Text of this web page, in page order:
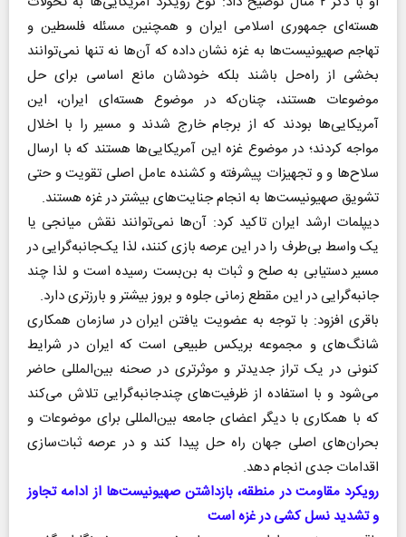
هسته‌ای جمهوری اسلامی ایران و همچنین مسئله فلسطین و
تهاجم صهیونیست‌ها به غزه نشان داده که آن‌ها نه تنها نمی‌توانند
بخشی از راه‌حل باشند بلکه خودشان مانع اساسی برای حل
موضوعات هستند، چنان‌که در موضوع هسته‌ای ایران، این
آمریکایی‌ها بودند که از برجام خارج شدند و مسیر را با اخلال
مواجه کردند؛ در موضوع غزه این آمریکایی‌ها هستند که با ارسال
سلاح‌ها و و تجهیزات پیشرفته و کشنده عامل اصلی تقویت و حتی
تشویق صهیونیست‌ها به انجام جنایت‌های بیشتر در غزه هستند.
دیپلمات ارشد ایران تاکید کرد: آن‌ها نمی‌توانند نقش میانجی یا
یک واسط بی‌طرف را در این عرصه بازی کنند، لذا یک‌جانبه‌گرایی در
مسیر دستیابی به صلح و ثبات به بن‌بست رسیده است و لذا چند
جانبه‌گرایی در این مقطع زمانی جلوه و بروز بیشتر و بارزتری دارد.
باقری افزود: با توجه به عضویت یافتن ایران در سازمان همکاری
شانگ‌های و مجموعه بریکس طبیعی است که ایران در شرایط
کنونی در یک تراز جدیدتر و موثرتری در صحنه بین‌المللی حاضر
می‌شود و با استفاده از ظرفیت‌های چندجانبه‌گرایی تلاش می‌کند
که با همکاری با دیگر اعضای جامعه بین‌المللی برای موضوعات و
بحران‌های اصلی جهان راه حل پیدا کند و در عرصه ثبات‌سازی
اقدامات جدی انجام دهد.
رویکرد مقاومت در منطقه، بازداشتن صهیونیست‌ها از ادامه تجاوز
و تشدید نسل‌ کشی در غزه است